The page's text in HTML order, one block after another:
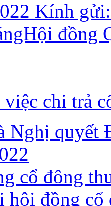
Kính
đồng
chi trả
Nghị quyết
cổ đông
đồng cổ